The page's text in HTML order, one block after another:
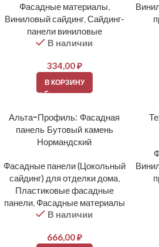
Фасадные материалы,
Виниловый сайдинг,Сайдинг-
панели виниловые
В наличии
334,00₽
В КОРЗИНУ
Альта-Профиль: Фасадная
панель Бутовый камень
Нормандский
Фасадные панели (Цокольный
сайдинг) для отделки дома,
Пластиковые фасадные
панели, Фасадные материалы
В наличии
666,00₽